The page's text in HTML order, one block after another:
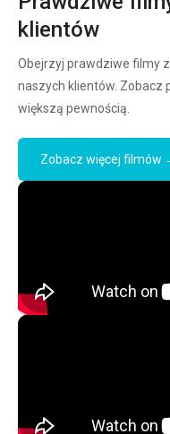
klientów
Obejrzyj prawdziwe filmy
naszych klientów. Zobacz
większą pewnością.
Zobacz więcej filmów